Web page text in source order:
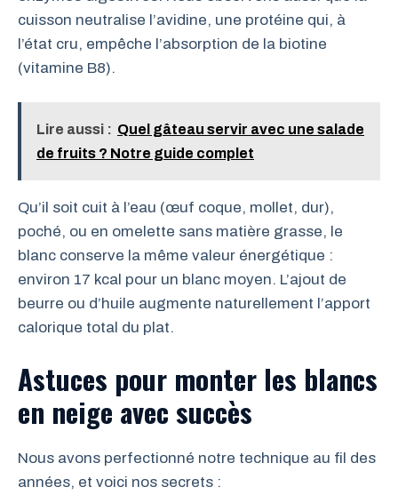
cuisson neutralise l’avidine, une protéine qui, à
l’état cru, empêche l’absorption de la biotine
(vitamine B8).
Lire aussi : Quel gâteau servir avec une salade
de fruits ? Notre guide complet
Qu’il soit cuit à l’eau (œuf coque, mollet, dur),
poché, ou en omelette sans matière grasse, le
blanc conserve la même valeur énergétique :
environ 17 kcal pour un blanc moyen. L’ajout de
beurre ou d’huile augmente naturellement l’apport
calorique total du plat.
Astuces pour monter les blancs
en neige avec succès
Nous avons perfectionné notre technique au fil des
années, et voici nos secrets :